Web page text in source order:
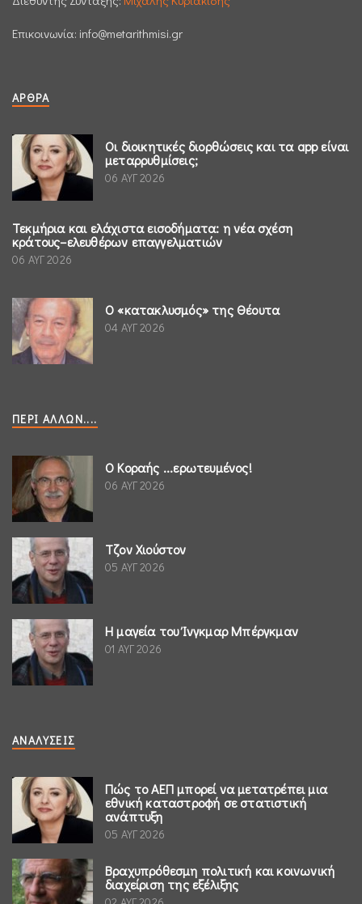
Επικοινωνία: info@metarithmisi.gr
ΆΡΘΡΑ
Οι διοικητικές διορθώσεις και τα app είναι
μεταρρυθμίσεις;
06 ΑΥΓ 2026
Τεκμήρια και ελάχιστα εισοδήματα: η νέα σχέση
κράτους–ελευθέρων επαγγελματιών
06 ΑΥΓ 2026
Ο «κατακλυσμός» της Θέουτα
04 ΑΥΓ 2026
ΠΕΡΊ ΆΛΛΩΝ....
Ο Κοραής ...ερωτευμένος!
06 ΑΥΓ 2026
Τζον Χιούστον
05 ΑΥΓ 2026
Η μαγεία του Ίνγκμαρ Μπέργκμαν
01 ΑΥΓ 2026
ΑΝΑΛΎΣΕΙΣ
Πώς το ΑΕΠ μπορεί να μετατρέπει μια
εθνική καταστροφή σε στατιστική
ανάπτυξη
05 ΑΥΓ 2026
Βραχυπρόθεσμη πολιτική και κοινωνική
διαχείριση της εξέλιξης